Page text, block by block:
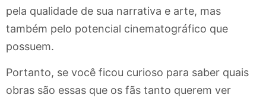
pela qualidade de sua narrativa e arte, mas
também pelo potencial cinematográfico que
possuem.
Portanto, se você ficou curioso para saber quais
obras são essas que os fãs tanto querem ver